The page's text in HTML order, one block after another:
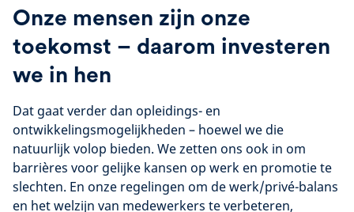
Onze mensen zijn onze
toekomst – daarom investeren
we in hen
Dat gaat verder dan opleidings- en
ontwikkelingsmogelijkheden – hoewel we die
natuurlijk volop bieden. We zetten ons ook in om
barrières voor gelijke kansen op werk en promotie te
slechten. En onze regelingen om de werk/privé-balans
en het welzijn van medewerkers te verbeteren,